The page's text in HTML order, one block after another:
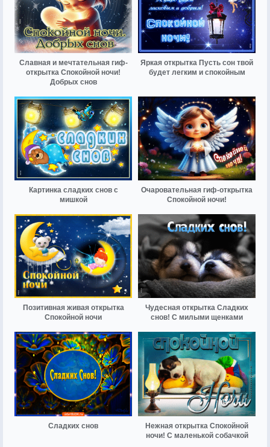
Славная и мечтательная гиф-
открытка Спокойной ночи!
Добрых снов
Яркая открытка Пусть сон твой
будет легким и спокойным
Картинка сладких снов с
мишкой
Очаровательная гиф-открытка
Спокойной ночи!
Позитивная живая открытка
Спокойной ночи
Чудесная открытка Сладких
снов! С милыми щенками
Сладких снов
Нежная открытка Спокойной
ночи! С маленькой собачкой